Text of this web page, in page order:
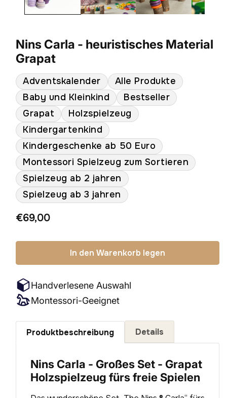
Nins Carla - heuristisches Material
Grapat
Adventskalender
Alle Produkte
Baby und Kleinkind
Bestseller
Grapat
Holzspielzeug
Kindergartenkind
Kindergeschenke ab 50 Euro
Montessori Spielzeug zum Sortieren
Spielzeug ab 2 jahren
Spielzeug ab 3 jahren
Normaler
€69,00
In den Warenkorb legen
Handverlesene Auswahl
Montessori-Geeignet
Produktbeschreibung
Nins Carla - Großes Set - Grapat
Holzspielzeug fürs freie Spielen
Details